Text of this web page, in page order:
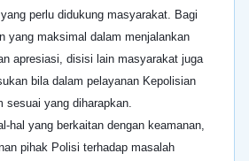
perlu didukung masyarakat. Bagi
yang maksimal dalam menjalankan
apresiasi, disisi lain masyarakat juga
bila dalam pelayanan Kepolisian
sesuai yang diharapkan.
hal yang berkaitan dengan keamanan,
pihak Polisi terhadap masalah